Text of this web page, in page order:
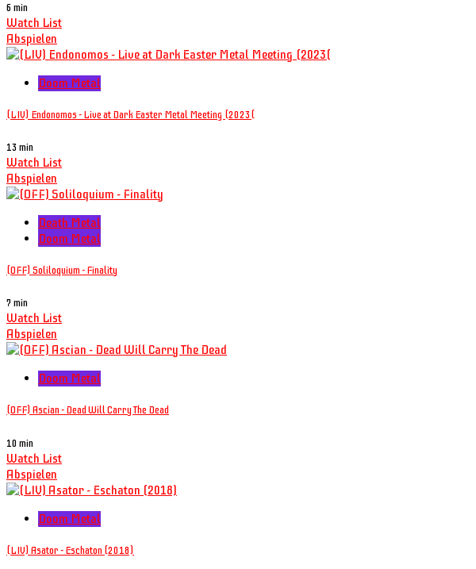
6 min
Watch List
Abspielen
Doom Metal
(LIV) Endonomos - Live at Dark Easter Metal Meeting (2023(
13 min
Watch List
Abspielen
Death Metal
Doom Metal
(OFF) Soliloquium - Finality
7 min
Watch List
Abspielen
Doom Metal
(OFF) Ascian - Dead Will Carry The Dead
10 min
Watch List
Abspielen
Doom Metal
(LIV) Asator - Eschaton (2018)